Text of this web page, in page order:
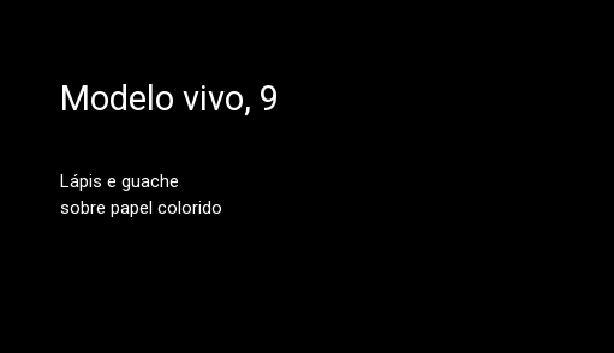
Modelo vivo, 9
Lápis e guache
sobre papel colorido